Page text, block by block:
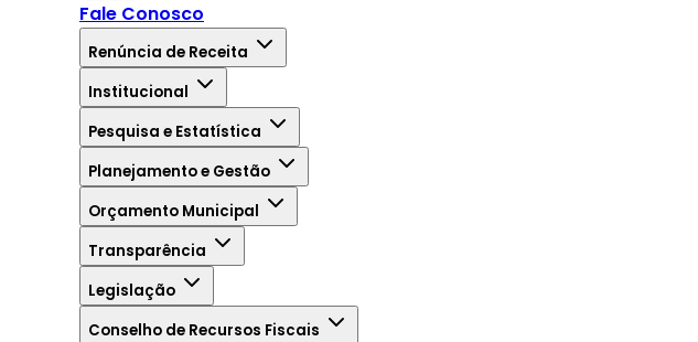
Fale Conosco
Renúncia de Receita
Institucional
Pesquisa e Estatística
Planejamento e Gestão
Orçamento Municipal
Transparência
Legislação
Conselho de Recursos Fiscais